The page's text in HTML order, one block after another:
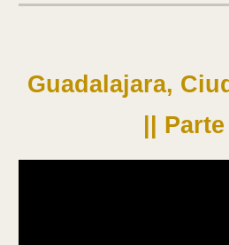
Guadalajara,
||